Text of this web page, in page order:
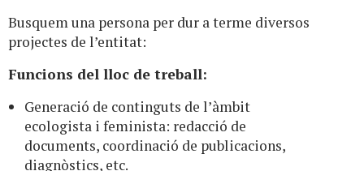
Busquem una persona per dur a terme diversos
projectes de l’entitat:
Funcions del lloc de treball:
Generació de continguts de l’àmbit
ecologista i feminista: redacció de
documents, coordinació de publicacions,
diagnòstics, etc.